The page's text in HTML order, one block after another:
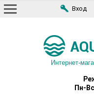
Вход
Интернет-
Пн-